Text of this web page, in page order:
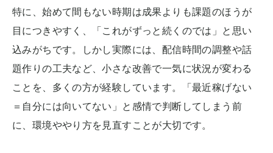
特に、始めて間もない時期は成果よりも課題のほうが
目につきやすく、「これがずっと続くのでは」と思い
込みがちです。しかし実際には、配信時間の調整や話
題作りの工夫など、小さな改善で一気に状況が変わる
ことを、多くの方が経験しています。「最近稼げない
＝自分には向いてない」と感情で判断してしまう前
に、環境ややり方を見直すことが大切です。